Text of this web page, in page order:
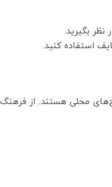
نظر بگیرید.
استفاده کنید.
محلی هستند. از